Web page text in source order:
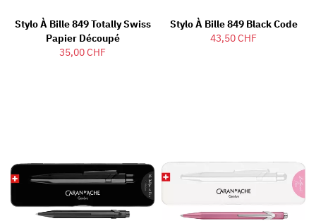
Stylo À Bille 849 Totally Swiss
Papier Découpé
35,00 CHF
Stylo À Bille 849 Black Code
43,50 CHF